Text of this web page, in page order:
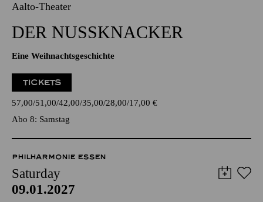
Aalto-Theater
DER NUSSKNACKER
Eine Weihnachtsgeschichte
TICKETS
57,00 51,00 42,00 35,00 28,00 17,00 €
Abo 8: Samstag
PHILHARMONIE ESSEN
Saturday
09.01.2027